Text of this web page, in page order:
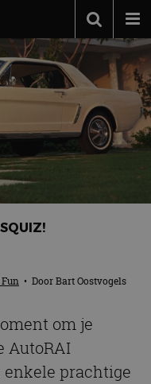
• DoorBart Oostvogels
om je
AutoRAI
prachtige